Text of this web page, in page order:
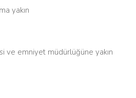
yakın
ve emniyet müdürlüğüne yakın